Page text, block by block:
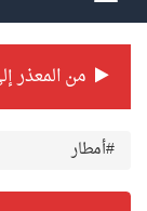
#أمطار